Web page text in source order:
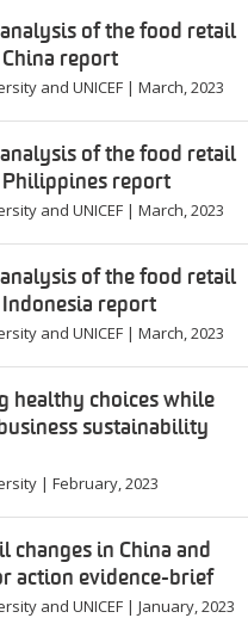
of the food retail
report
and UNICEF | March, 2023
of the food retail
report
and UNICEF | March, 2023
of the food retail
report
and UNICEF | March, 2023
healthy choices while
sustainability
| February, 2023
changes in China and
action evidence-brief
and UNICEF | January, 2023